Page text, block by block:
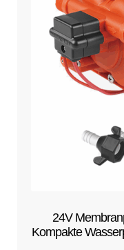
24V
Kompakte